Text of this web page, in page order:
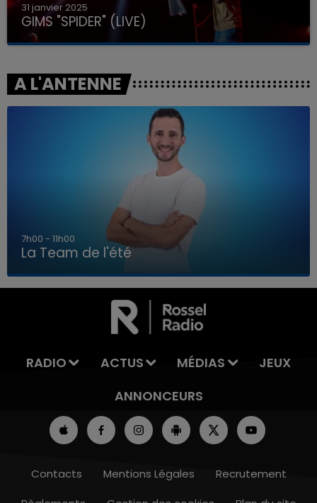
LA TEAM DE L'ÉTÉ
31 janvier 2025
GIMS "SPIDER" (LIVE)
A L'ANTENNE
7h00 - 11h00
La Team de l'été
RADIO ACTUS MÉDIAS
JEUX
ANNONCEURS
Contacts Mentions Légales
Recrutement